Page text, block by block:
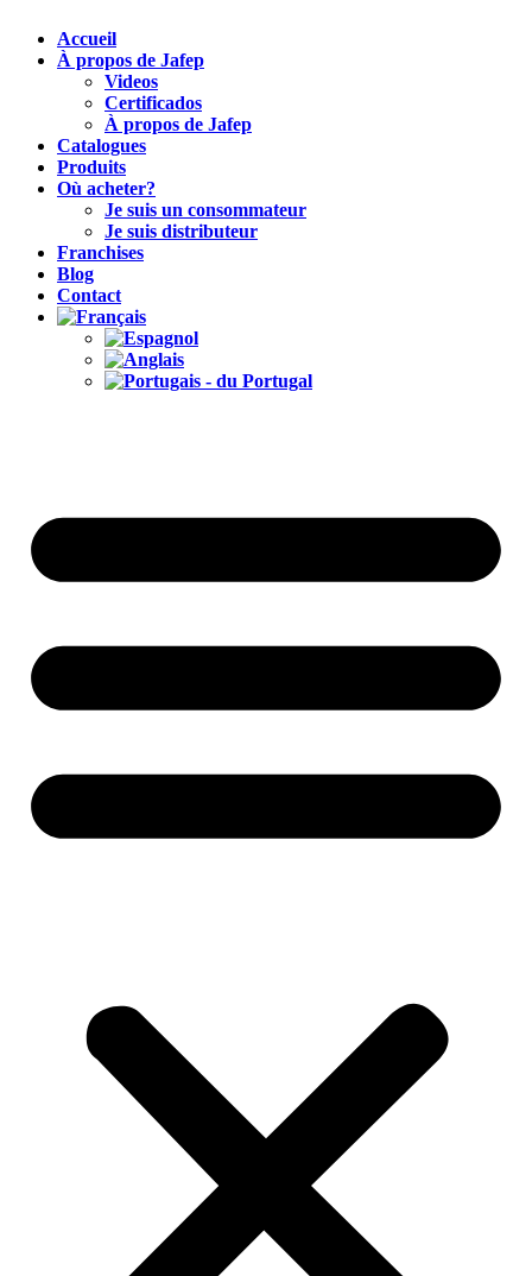
Accueil
À propos de Jafep
Videos
Certificados
À propos de Jafep
Catalogues
Produits
Où acheter?
Je suis un consommateur
Je suis distributeur
Franchises
Blog
Contact